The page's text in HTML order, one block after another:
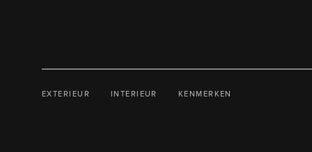
EXTERIEUR INTERIEUR KENMERKEN